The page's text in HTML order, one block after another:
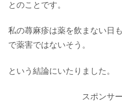
とのことです。
私の蕁麻疹は薬を飲まない日
で薬害ではないそう。
という結論にいたりました。
スポンサ